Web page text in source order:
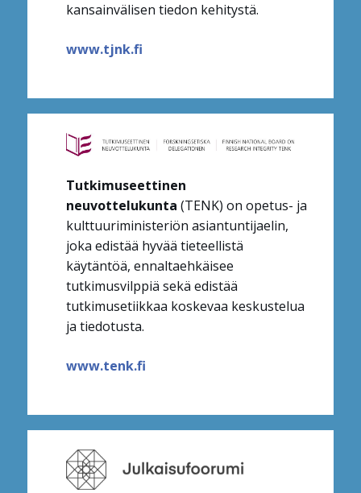
kansainvälisen tiedon kehitystä.
www.tjnk.fi
Tutkimuseettinen
neuvottelukunta (TENK) on opetus- ja
kulttuuriministeriön asiantuntijaelin,
joka edistää hyvää tieteellistä
käytäntöä, ennaltaehkäisee
tutkimusvilppiä sekä edistää
tutkimusetiikkaa koskevaa keskustelua
ja tiedotusta.
www.tenk.fi